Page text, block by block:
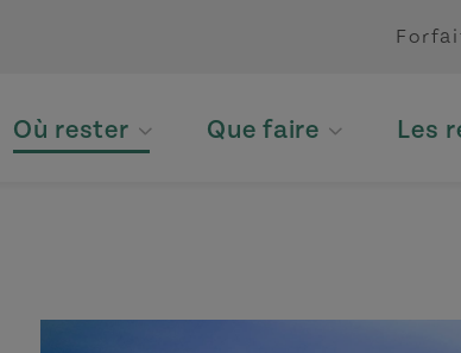
Où rester Que faire Les